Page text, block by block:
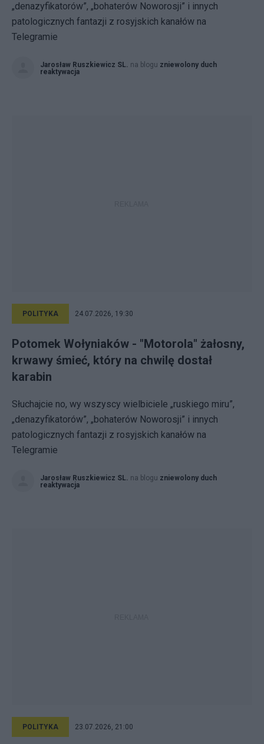
„denazyfikatorów”, „bohaterów Noworosji” i innych
patologicznych fantazji z rosyjskich kanałów na
Telegramie
Jarosław Ruszkiewicz SL. na blogu zniewolony duch
reaktywacja
POLITYKA 24.07.2026, 19:30
Potomek Wołyniaków - "Motorola" żałosny,
krwawy śmieć, który na chwilę dostał
karabin
Słuchajcie no, wy wszyscy wielbiciele „ruskiego miru”,
„denazyfikatorów”, „bohaterów Noworosji” i innych
patologicznych fantazji z rosyjskich kanałów na
Telegramie
Jarosław Ruszkiewicz SL. na blogu zniewolony duch
reaktywacja
POLITYKA 23.07.2026, 21:00